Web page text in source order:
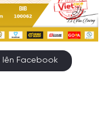
lên Facebook